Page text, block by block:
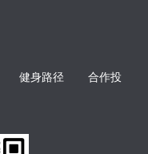
健身路径
合作投